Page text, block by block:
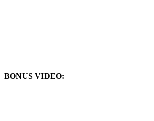
BONUS VIDEO: